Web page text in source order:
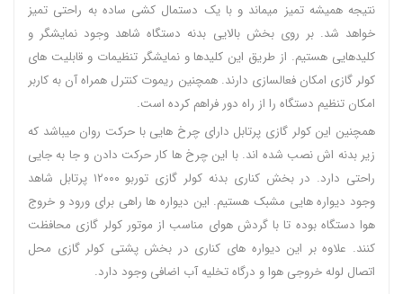
نتیجه همیشه تمیز میماند و با یک دستمال کشی ساده به راحتی تمیز
خواهد شد. بر روی بخش بالایی بدنه دستگاه شاهد وجود نمایشگر و
کلیدهایی هستیم. از طریق این کلیدها و نمایشگر تنظیمات و قابلیت های
کولر گازی امکان فعالسازی دارند. همچنین ریموت کنترل همراه آن به کاربر
امکان تنظیم دستگاه را از راه دور فراهم کرده است.
همچنین این کولر گازی پرتابل دارای چرخ هایی با حرکت روان میباشد که
زیر بدنه اش نصب شده اند. با این چرخ ها کار حرکت دادن و جا به جایی
راحتی دارد. در بخش کناری بدنه کولر گازی توربو ۱۲۰۰۰ پرتابل شاهد
وجود دیواره هایی مشبک هستیم. این دیواره ها راهی برای ورود و خروج
هوا دستگاه بوده تا با گردش هوای مناسب از موتور کولر گازی محافظت
کنند. علاوه بر این دیواره های کناری در بخش پشتی کولر گازی محل
اتصال لوله خروجی هوا و درگاه تخلیه آب اضافی وجود دارد.